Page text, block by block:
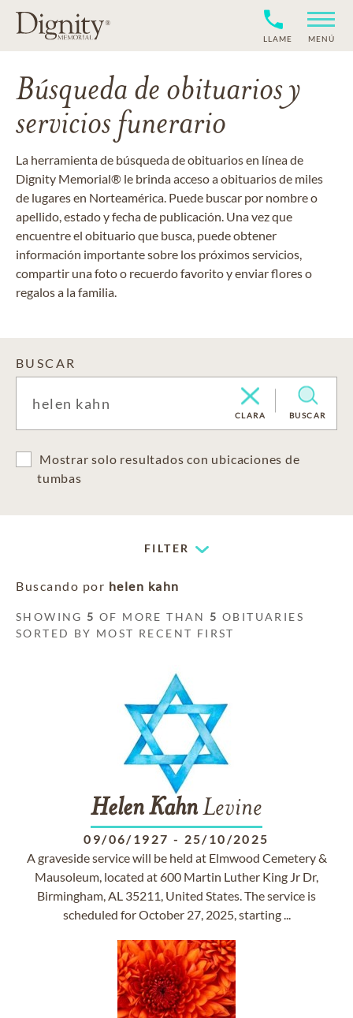
LLAME MENÚ
Búsqueda de obituarios y
servicios funerario
La herramienta de búsqueda de obituarios en línea de
Dignity Memorial® le brinda acceso a obituarios de miles
de lugares en Norteamérica. Puede buscar por nombre o
apellido, estado y fecha de publicación. Una vez que
encuentre el obituario que busca, puede obtener
información importante sobre los próximos servicios,
compartir una foto o recuerdo favorito y enviar flores o
regalos a la familia.
BUSCAR
CLARA BUSCAR
Mostrar solo resultados con ubicaciones de
tumbas
FILTER
Buscando por helen kahn
SHOWING 5 OF MORE THAN 5 OBITUARIES
SORTED BY MOST RECENT FIRST
HelenKahnLevine
09/06/1927 - 25/10/2025
A graveside service will be held at Elmwood Cemetery &
Mausoleum, located at 600 Martin Luther King Jr Dr,
Birmingham, AL 35211, United States. The service is
scheduled for October 27, 2025, starting ...